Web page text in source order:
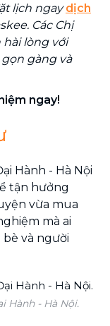
lịch ngaydịch
Các Chị
hài lòng với
gàng và
ngay!
Hành - Hà Nội
tận hưởng
vừa mua
mà ai
và người
Hành - Hà Nội.